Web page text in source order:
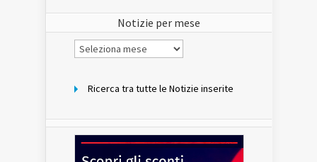
Notizie per mese
Notizie
per
Ricerca tra tutte le Notizie inserite